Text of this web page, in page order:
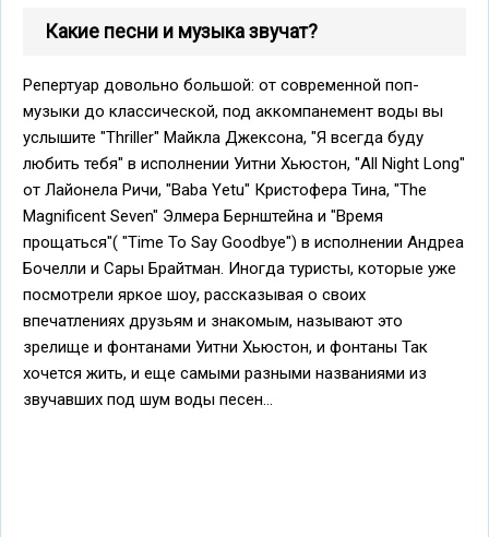
Какие песни и музыка звучат?
Репертуар довольно большой: от современной поп-
музыки до классической, под аккомпанемент воды вы
услышите "Thriller" Майкла Джексона, "Я всегда буду
любить тебя" в исполнении Уитни Хьюстон, "All Night Long"
от Лайонела Ричи, "Baba Yetu" Кристофера Тина, "The
Magnificent Seven" Элмера Бернштейна и "Время
прощаться"( "Time To Say Goodbye") в исполнении Андреа
Бочелли и Сары Брайтман. Иногда туристы, которые уже
посмотрели яркое шоу, рассказывая о своих
впечатлениях друзьям и знакомым, называют это
зрелище и фонтанами Уитни Хьюстон, и фонтаны Так
хочется жить, и еще самыми разными названиями из
звучавших под шум воды песен...